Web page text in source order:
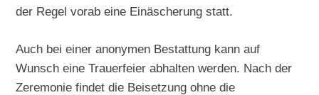
der Regel vorab eine Einäscherung statt.
Auch bei einer anonymen Bestattung kann auf
Wunsch eine Trauerfeier abhalten werden. Nach der
Zeremonie findet die Beisetzung ohne die